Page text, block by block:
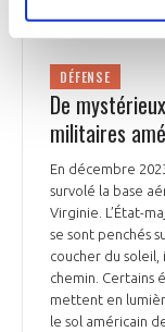
DÉFENSE
De
militaires
En décembre
survolé la base
Virginie. L’État-
se sont penchés
coucher du
chemin. Certains
mettent en
le sol américain